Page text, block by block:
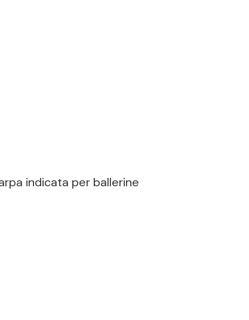
indicata per ballerine